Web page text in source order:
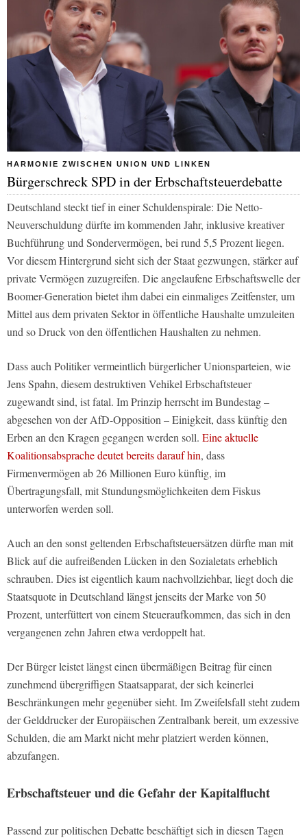
HARMONIE ZWISCHEN UNION UND LINKEN
Bürgerschreck SPD in der Erbschaftsteuerdebatte
Deutschland steckt tief in einer Schuldenspirale: Die Netto-
Neuverschuldung dürfte im kommenden Jahr, inklusive kreativer
Buchführung und Sondervermögen, bei rund 5,5 Prozent liegen.
Vor diesem Hintergrund sieht sich der Staat gezwungen, stärker auf
private Vermögen zuzugreifen. Die angelaufene Erbschaftswelle der
Boomer-Generation bietet ihm dabei ein einmaliges Zeitfenster, um
Mittel aus dem privaten Sektor in öffentliche Haushalte umzuleiten
und so Druck von den öffentlichen Haushalten zu nehmen.
Dass auch Politiker vermeintlich bürgerlicher Unionsparteien, wie
Jens Spahn, diesem destruktiven Vehikel Erbschaftsteuer
zugewandt sind, ist fatal. Im Prinzip herrscht im Bundestag –
abgesehen von der AfD-Opposition – Einigkeit, dass künftig den
Erben an den Kragen gegangen werden soll. Eine aktuelle
Koalitionsabsprache deutet bereits darauf hin, dass
Firmenvermögen ab 26 Millionen Euro künftig, im
Übertragungsfall, mit Stundungsmöglichkeiten dem Fiskus
unterworfen werden soll.
Auch an den sonst geltenden Erbschaftsteuersätzen dürfte man mit
Blick auf die aufreißenden Lücken in den Sozialetats erheblich
schrauben. Dies ist eigentlich kaum nachvollziehbar, liegt doch die
Staatsquote in Deutschland längst jenseits der Marke von 50
Prozent, unterfüttert von einem Steueraufkommen, das sich in den
vergangenen zehn Jahren etwa verdoppelt hat.
Der Bürger leistet längst einen übermäßigen Beitrag für einen
zunehmend übergriffigen Staatsapparat, der sich keinerlei
Beschränkungen mehr gegenüber sieht. Im Zweifelsfall steht zudem
der Gelddrucker der Europäischen Zentralbank bereit, um exzessive
Schulden, die am Markt nicht mehr platziert werden können,
abzufangen.
Erbschaftsteuer und die Gefahr der Kapitalflucht
Passend zur politischen Debatte beschäftigt sich in diesen Tagen